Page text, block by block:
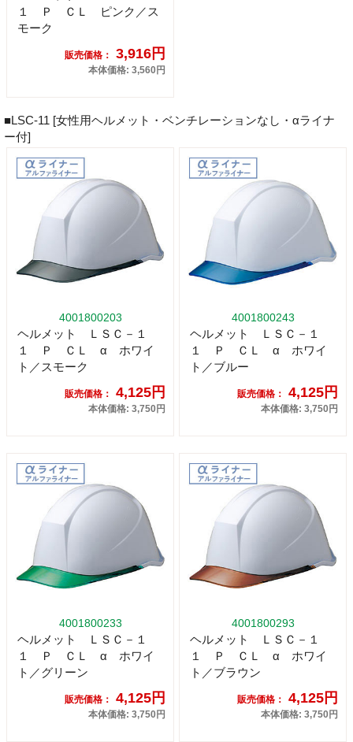
１ Ｐ ＣＬ ピンク／ス
モーク
販売価格： 3,916円
本体価格: 3,560円
■LSC-11 [女性用ヘルメット・ベンチレーションなし・αライナ
ー付]
4001800203
ヘルメット ＬＳＣ－１
１ Ｐ ＣＬ α ホワイ
ト／スモーク
販売価格： 4,125円
本体価格: 3,750円
4001800243
ヘルメット ＬＳＣ－１
１ Ｐ ＣＬ α ホワイ
ト／ブルー
販売価格： 4,125円
本体価格: 3,750円
4001800233
ヘルメット ＬＳＣ－１
１ Ｐ ＣＬ α ホワイ
ト／グリーン
販売価格： 4,125円
本体価格: 3,750円
4001800293
ヘルメット ＬＳＣ－１
１ Ｐ ＣＬ α ホワイ
ト／ブラウン
販売価格： 4,125円
本体価格: 3,750円